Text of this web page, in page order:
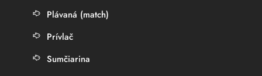
Plávaná (match)
Prívlač
Sumčiarina